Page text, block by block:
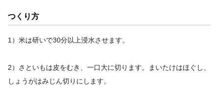
つくり方
1）米は研いで30分以上浸水させます。
2）さといもは皮をむき、一口大に切ります。まいたけはほぐし、
しょうがはみじん切りにします。